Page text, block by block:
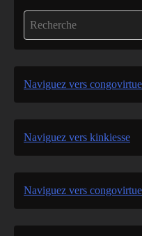
Naviguez vers
Naviguez vers kinkiesse
Naviguez vers